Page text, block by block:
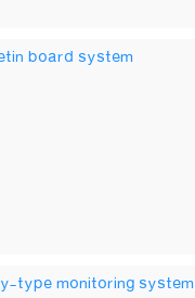
board system
type monitoring system